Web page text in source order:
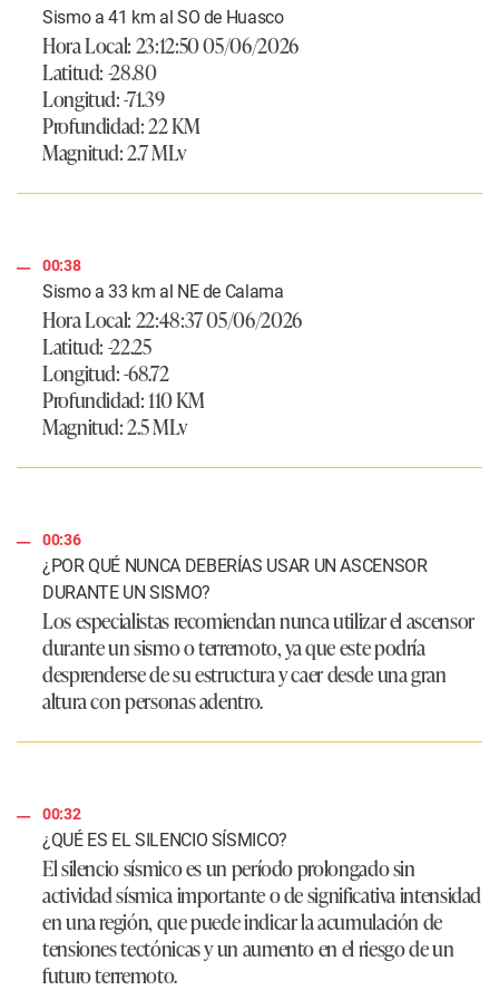
Sismo a 41 km al SO de Huasco
Hora Local: 23:12:50 05/06/2026
Latitud: -28.80
Longitud: -71.39
Profundidad: 22 KM
Magnitud: 2.7 MLv
00:38
Sismo a 33 km al NE de Calama
Hora Local: 22:48:37 05/06/2026
Latitud: -22.25
Longitud: -68.72
Profundidad: 110 KM
Magnitud: 2.5 MLv
00:36
¿POR QUÉ NUNCA DEBERÍAS USAR UN ASCENSOR
DURANTE UN SISMO?
Los especialistas recomiendan nunca utilizar el ascensor
durante un sismo o terremoto, ya que este podría
desprenderse de su estructura y caer desde una gran
altura con personas adentro.
00:32
¿QUÉ ES EL SILENCIO SÍSMICO?
El silencio sísmico es un período prolongado sin
actividad sísmica importante o de significativa intensidad
en una región, que puede indicar la acumulación de
tensiones tectónicas y un aumento en el riesgo de un
futuro terremoto.